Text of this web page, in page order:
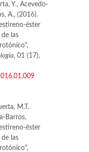
Y., Acevedo-
A., (2016).
éster
las
, 01 (17),
M.T.
Barros,
éster
las